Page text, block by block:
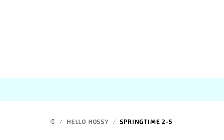
DOMOV
/ HELLO HOSSY / SPRINGTIME 2-5